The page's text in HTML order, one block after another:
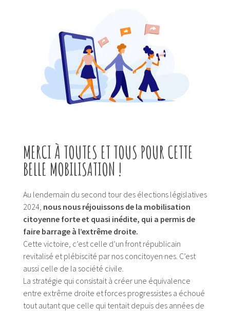
MERCI À TOUTES ET TOUS POUR CETTE
BELLE MOBILISATION !
Au lendemain du second tour des élections législatives
2024, nous nous réjouissons de la mobilisation
citoyenne forte et quasi inédite, qui a permis de
faire barrage à l’extrême droite.
Cette victoire, c’est celle d’un front républicain
revitalisé et plébiscité par nos concitoyen·nes. C’est
aussi celle de la société civile.
La stratégie qui consistait à créer une équivalence
entre extrême droite et forces progressistes a échoué
tout autant que celle qui tentait depuis des années de